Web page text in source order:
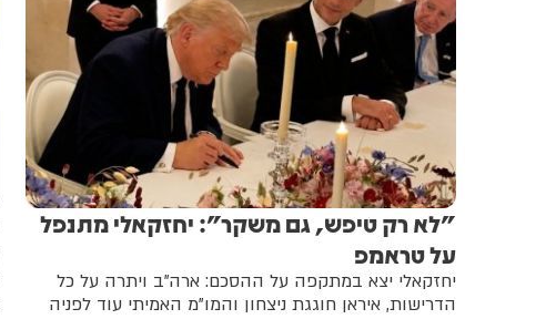
"לא רק טיפש, גם משקר”: יחזקאלי מתנפל
על טראמפ
יחזקאלי יצא במתקפה על ההסכם: ארה"ב ויתרה על כל
הדרישות, איראן חוגגת ניצחון והמו"מ האמיתי עוד לפניה